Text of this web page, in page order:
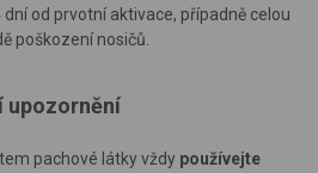
od prvotní aktivace, případně celou
poškození nosičů.
upozornění
pachové látky vždy používejte